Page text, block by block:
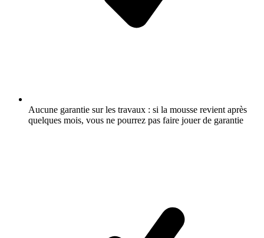
Aucune garantie sur les travaux : si la mousse revient après
quelques mois, vous ne pourrez pas faire jouer de garantie